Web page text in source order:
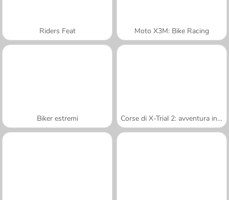
Riders Feat Moto X3M: Bike Racing
Biker estremi Corse di X-Trial 2: avventura in montagna